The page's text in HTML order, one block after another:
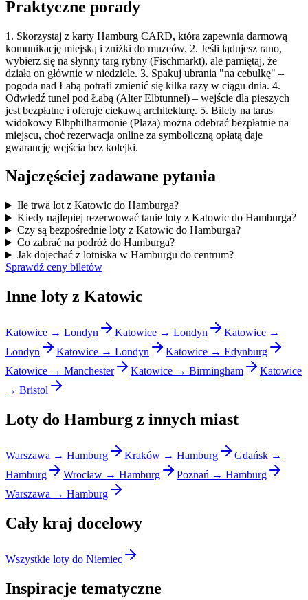
Praktyczne porady
1. Skorzystaj z karty Hamburg CARD, która zapewnia darmową
komunikację miejską i zniżki do muzeów. 2. Jeśli lądujesz rano,
wybierz się na słynny targ rybny (Fischmarkt), ale pamiętaj, że
działa on głównie w niedziele. 3. Spakuj ubrania "na cebulkę" –
pogoda nad Łabą potrafi zmienić się kilka razy w ciągu dnia. 4.
Odwiedź tunel pod Łabą (Alter Elbtunnel) – wejście dla pieszych
jest bezpłatne i oferuje ciekawą architekturę. 5. Bilety na taras
widokowy Elbphilharmonie (Plaza) można odebrać bezpłatnie na
miejscu, choć rezerwacja online za symboliczną opłatą daje
gwarancję wejścia bez kolejki.
Najczęściej zadawane pytania
Ile trwa lot z Katowic do Hamburga?
Kiedy najlepiej rezerwować tanie loty z Katowic do Hamburga?
Czy są bezpośrednie loty z Katowic do Hamburga?
Co zabrać na podróż do Hamburga?
Jak dojechać z lotniska w Hamburgu do centrum?
Sprawdź ceny biletów
Inne loty z Katowic
Katowice → Londyn Katowice → Londyn
Katowice →
Londyn
Katowice → Londyn
Katowice → Edynburg
Katowice → Manchester
Katowice → Birmingham
Katowice
→ Bristol
Loty do Hamburg z innych miast
Warszawa → Hamburg Kraków → Hamburg
Gdańsk →
Hamburg
Wrocław → Hamburg
Poznań → Hamburg
Warszawa → Hamburg
Cały kraj docelowy
Wszystkie loty do Niemiec
Inspiracje tematyczne